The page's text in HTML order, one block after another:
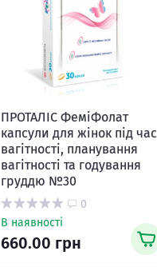
ПРОТАЛІС ФеміФолат
капсули для жінок під час
вагітності, планування
вагітності та годування
груддю №30
0
В наявності
660.00 грн